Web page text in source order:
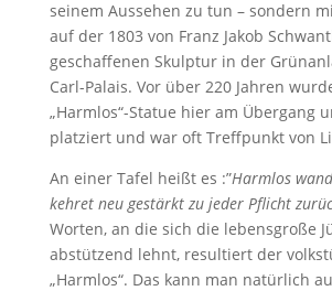
seinem Aussehen zu tun – sondern
auf der 1803 von Franz Jakob
geschaffenen Skulptur in der
Carl-Palais. Vor über 220 Jahren
„Harmlos“-Statue hier am Übergang
platziert und war oft Treffpunkt von
An einer Tafel heißt es :”Harmlos
kehret neu gestärkt zu jeder Pflicht
Worten, an die sich die lebensgroße
abstützend lehnt, resultiert der
„Harmlos“. Das kann man natürlich